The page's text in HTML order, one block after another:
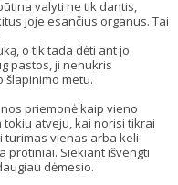
valyti ne tik dantis,
joje esančius organus. Tai
o tik tada dėti ant jo
pastos, ji nenukris
šlapinimo metu.
priemonė kaip vieno
atveju, kai norisi tikrai
turimas vienas arba keli
protiniai. Siekiant išvengti
dėmesio.